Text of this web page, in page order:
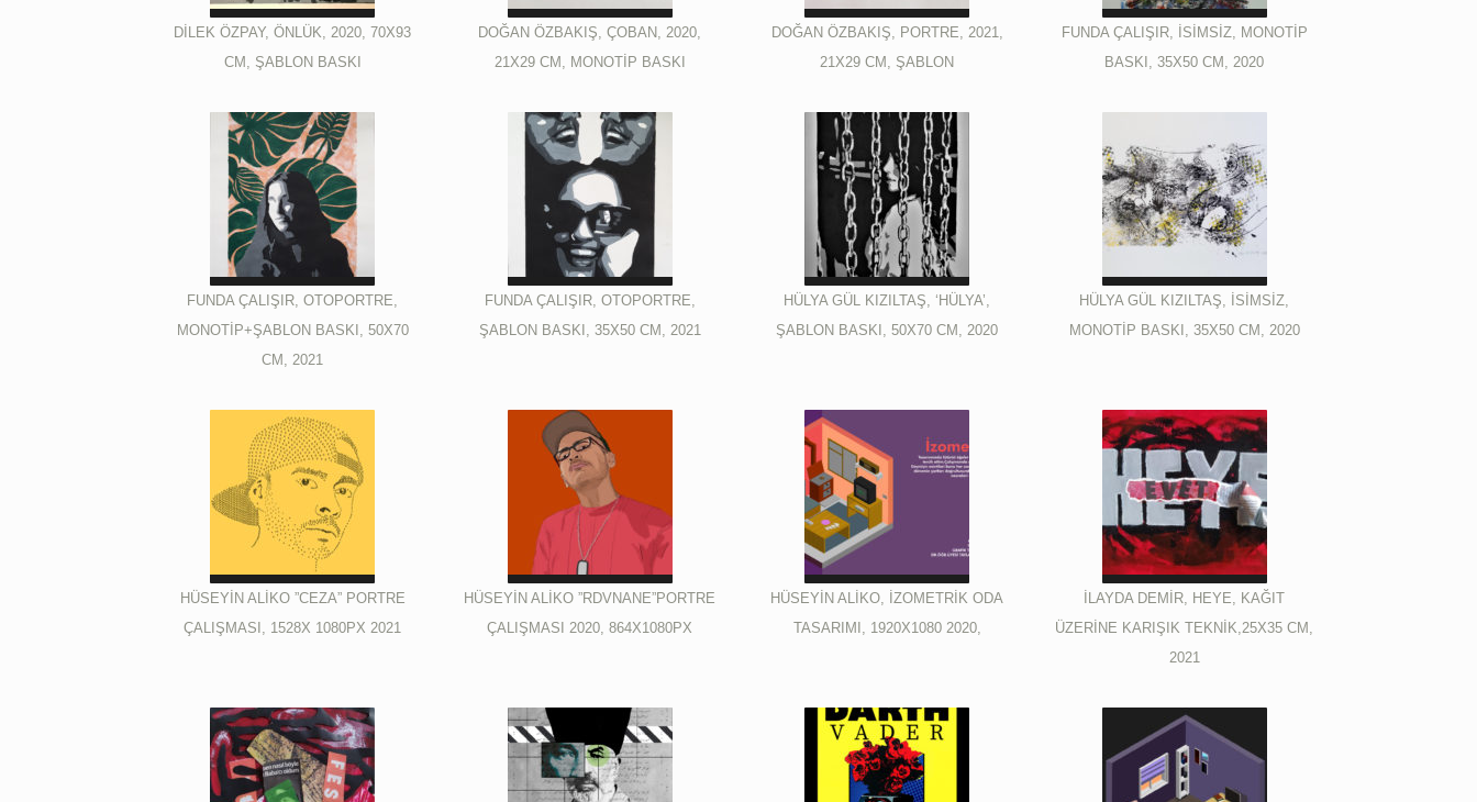
DİLEK ÖZPAY, ÖNLÜK, 2020, 70X93
CM, ŞABLON BASKI
DOĞAN ÖZBAKIŞ, ÇOBAN, 2020,
21X29 CM, MONOTİP BASKI
DOĞAN ÖZBAKIŞ, PORTRE, 2021,
21X29 CM, ŞABLON
FUNDA ÇALIŞIR, İSİMSİZ, MONOTİP
BASKI, 35X50 CM, 2020
FUNDA ÇALIŞIR, OTOPORTRE,
MONOTİP+ŞABLON BASKI, 50X70
CM, 2021
FUNDA ÇALIŞIR, OTOPORTRE,
ŞABLON BASKI, 35X50 CM, 2021
HÜLYA GÜL KIZILTAŞ, ‘HÜLYA’,
ŞABLON BASKI, 50X70 CM, 2020
HÜLYA GÜL KIZILTAŞ, İSİMSİZ,
MONOTİP BASKI, 35X50 CM, 2020
HÜSEYİN ALİKO ”CEZA” PORTRE
ÇALIŞMASI, 1528X 1080PX 2021
HÜSEYİN ALİKO ”RDVNANE”PORTRE
ÇALIŞMASI 2020, 864X1080PX
HÜSEYİN ALİKO, İZOMETRİK ODA
TASARIMI, 1920X1080 2020,
İLAYDA DEMİR, HEYE, KAĞIT
ÜZERİNE KARIŞIK TEKNİK,25X35 CM,
2021